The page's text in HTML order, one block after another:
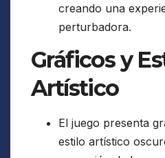
creando una
perturbadora.
Gráficos y
Artístico
El juego presenta
estilo artístico